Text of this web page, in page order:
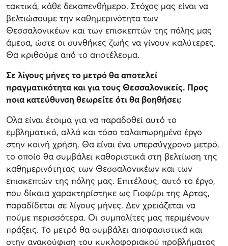
τακτικά, κάθε δεκαπενθήμερο. Στόχος μας είναι να
βελτιώσουμε την καθημερινότητα των
Θεσσαλονικέων και των επισκεπτών της πόλης μας
άμεσα, ώστε οι συνθήκες ζωής να γίνουν καλύτερες.
Θα κριθούμε από το αποτέλεσμα.
Σε λίγους μήνες το μετρό θα αποτελεί
πραγματικότητα και για τους Θεσσαλονικείς. Προς
ποια κατεύθυνση θεωρείτε ότι θα βοηθήσει;
Ολα είναι έτοιμα για να παραδοθεί αυτό το
εμβληματικό, αλλά και τόσο ταλαιπωρημένο έργο
στην κοινή χρήση. Θα είναι ένα υπερσύγχρονο μετρό,
το οποίο θα συμβάλει καθοριστικά στη βελτίωση της
καθημερινότητας των Θεσσαλονικέων και των
επισκεπτών της πόλης μας. Επιτέλους, αυτό το έργο,
που δίκαια χαρακτηρίστηκε ως Γιοφύρι της Αρτας,
παραδίδεται σε λίγους μήνες. Δεν χρειάζεται να
πούμε περισσότερα. Οι συμπολίτες μας περιμένουν
πράξεις. Το μετρό θα συμβάλει αποφασιστικά και
στην ανακούφιση του κυκλοφοριακού προβλήματος